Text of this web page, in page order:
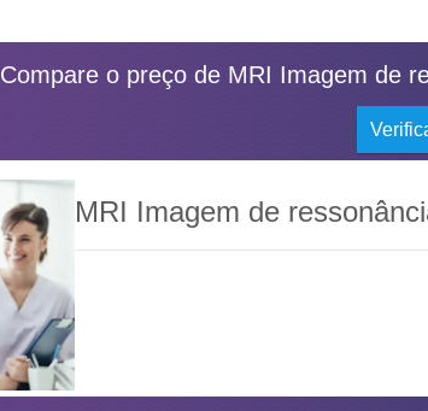
Compare o preço de MRI Imagem de
MRI Imagem de